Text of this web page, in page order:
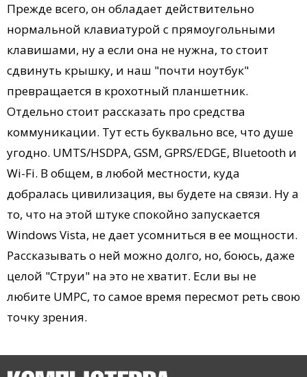
Прежде всего, он обладает действительно
нормальной клавиатурой с прямоугольными
клавишами, ну а если она не нужна, то стоит
сдвинуть крышку, и наш "почти ноутбук"
превращается в крохотный планшетник.
Отдельно стоит рассказать про средства
коммуникации. Тут есть буквально все, что душе
угодно. UMTS/HSDPA, GSM, GPRS/EDGE, Bluetooth и
Wi-Fi. В общем, в любой местности, куда
добралась цивилизация, вы будете на связи. Ну а
то, что на этой штуке спокойно запускается
Windows Vista, не дает усомниться в ее мощности.
Рассказывать о ней можно долго, но, боюсь, даже
целой "Струи" на это не хватит. Если вы не
любите UMPC, то самое время пересмот реть свою
точку зрения.